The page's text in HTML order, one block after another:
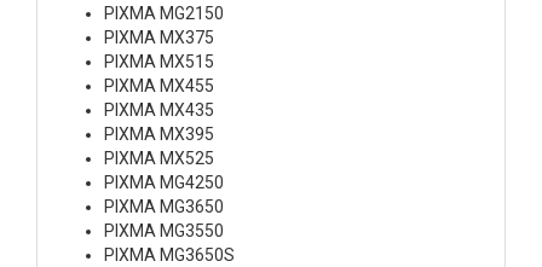
PIXMA MG2150
PIXMA MX375
PIXMA MX515
PIXMA MX455
PIXMA MX435
PIXMA MX395
PIXMA MX525
PIXMA MG4250
PIXMA MG3650
PIXMA MG3550
PIXMA MG3650S